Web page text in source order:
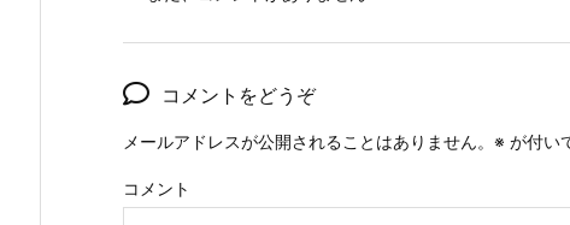
コメントをどうぞ
メールアドレスが公開されることはありません。 ※ が付い
コメント